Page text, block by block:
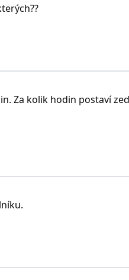
Za kolik hodin postaví zeď